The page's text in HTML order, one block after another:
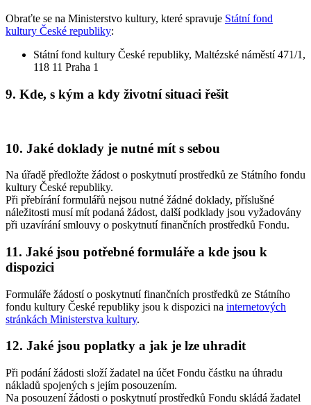
Obraťte se na Ministerstvo kultury, které spravuje Státní fond
kultury České republiky:
Státní fond kultury České republiky, Maltézské náměstí 471/1,
118 11 Praha 1
9. Kde, s kým a kdy životní situaci řešit
10. Jaké doklady je nutné mít s sebou
Na úřadě předložte žádost o poskytnutí prostředků ze Státního fondu
kultury České republiky.
Při přebírání formulářů nejsou nutné žádné doklady, příslušné
náležitosti musí mít podaná žádost, další podklady jsou vyžadovány
při uzavírání smlouvy o poskytnutí finančních prostředků Fondu.
11. Jaké jsou potřebné formuláře a kde jsou k
dispozici
Formuláře žádostí o poskytnutí finančních prostředků ze Státního
fondu kultury České republiky jsou k dispozici na internetových
stránkách Ministerstva kultury.
12. Jaké jsou poplatky a jak je lze uhradit
Při podání žádosti složí žadatel na účet Fondu částku na úhradu
nákladů spojených s jejím posouzením.
Na posouzení žádosti o poskytnutí prostředků Fondu skládá žadatel